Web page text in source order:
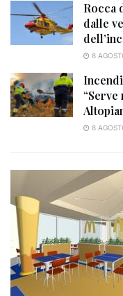
Rocca
dalle
8
8